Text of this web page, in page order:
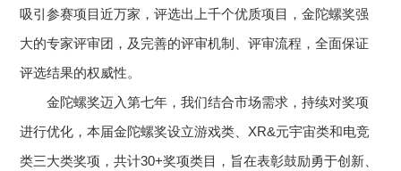
吸引参赛项目近万家，评选出上千个优质项目，金陀螺奖强
大的专家评审团，及完善的评审机制、评审流程，全面保证
评选结果的权威性。
金陀螺奖迈入第七年，我们结合市场需求，持续对奖项
进行优化，本届金陀螺奖设立游戏类、XR&元宇宙类和电竞
类三大类奖项，共计30+奖项类目，旨在表彰鼓励勇于创新、